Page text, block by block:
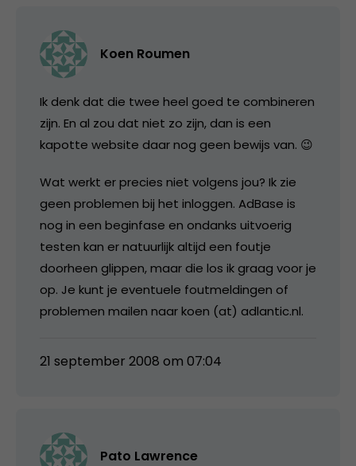
Koen Roumen
Ik denk dat die twee heel goed te combineren
zijn. En al zou dat niet zo zijn, dan is een
kapotte website daar nog geen bewijs van. 😉
Wat werkt er precies niet volgens jou? Ik zie
geen problemen bij het inloggen. AdBase is
nog in een beginfase en ondanks uitvoerig
testen kan er natuurlijk altijd een foutje
doorheen glippen, maar die los ik graag voor je
op. Je kunt je eventuele foutmeldingen of
problemen mailen naar koen (at) adlantic.nl.
21 september 2008 om 07:04
Pato Lawrence